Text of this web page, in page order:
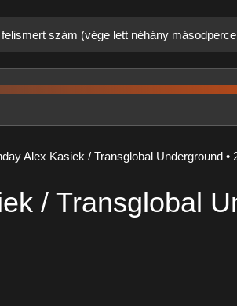
szám (vége lett néhány
Alex Kasiek / Transglobal Underground •
/ Transglobal